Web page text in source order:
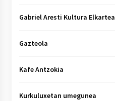
Gabriel Aresti Kultura Elkartea
Gazteola
Kafe Antzokia
Kurkuluxetan umegunea